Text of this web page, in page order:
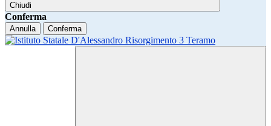
Chiudi
Conferma
Annulla Conferma